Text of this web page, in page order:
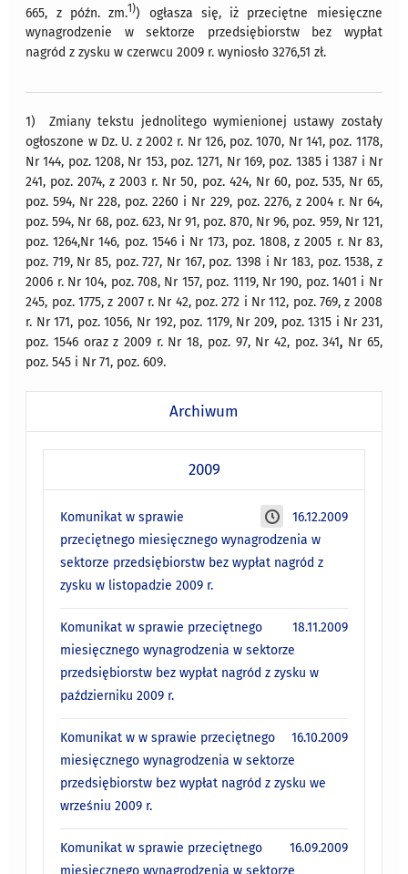
665, z późn. zm.1)) ogłasza się, iż przeciętne miesięczne
wynagrodzenie w sektorze przedsiębiorstw bez wypłat
nagród z zysku w czerwcu 2009 r. wyniosło 3276,51 zł.
1) Zmiany tekstu jednolitego wymienionej ustawy zostały
ogłoszone w Dz. U. z 2002 r. Nr 126, poz. 1070, Nr 141, poz. 1178,
Nr 144, poz. 1208, Nr 153, poz. 1271, Nr 169, poz. 1385 i 1387 i Nr
241, poz. 2074, z 2003 r. Nr 50, poz. 424, Nr 60, poz. 535, Nr 65,
poz. 594, Nr 228, poz. 2260 i Nr 229, poz. 2276, z 2004 r. Nr 64,
poz. 594, Nr 68, poz. 623, Nr 91, poz. 870, Nr 96, poz. 959, Nr 121,
poz. 1264,Nr 146, poz. 1546 i Nr 173, poz. 1808, z 2005 r. Nr 83,
poz. 719, Nr 85, poz. 727, Nr 167, poz. 1398 i Nr 183, poz. 1538, z
2006 r. Nr 104, poz. 708, Nr 157, poz. 1119, Nr 190, poz. 1401 i Nr
245, poz. 1775, z 2007 r. Nr 42, poz. 272 i Nr 112, poz. 769, z 2008
r. Nr 171, poz. 1056, Nr 192, poz. 1179, Nr 209, poz. 1315 i Nr 231,
poz. 1546 oraz z 2009 r. Nr 18, poz. 97, Nr 42, poz. 341, Nr 65,
poz. 545 i Nr 71, poz. 609.
Archiwum
2009
16.12.2009
Komunikat w sprawie
przeciętnego miesięcznego wynagrodzenia w
sektorze przedsiębiorstw bez wypłat nagród z
zysku w listopadzie 2009 r.
18.11.2009
Komunikat w sprawie przeciętnego
miesięcznego wynagrodzenia w sektorze
przedsiębiorstw bez wypłat nagród z zysku w
październiku 2009 r.
16.10.2009
Komunikat w w sprawie przeciętnego
miesięcznego wynagrodzenia w sektorze
przedsiębiorstw bez wypłat nagród z zysku we
wrześniu 2009 r.
16.09.2009
Komunikat w sprawie przeciętnego